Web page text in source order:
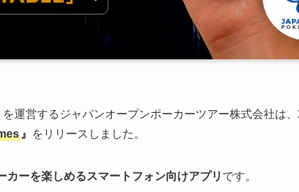
を運営するジャパンオープンポーカーツアー株式会社は、
』 をリリースしました。
カーを楽しめるスマートフォン向けアプリ です。